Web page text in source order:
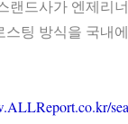
랜드사가 엔제리
스팅 방식을 국내